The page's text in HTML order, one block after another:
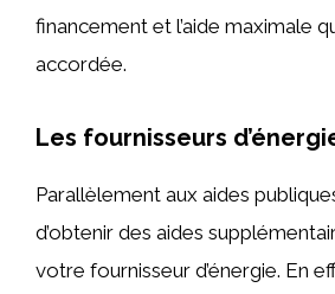
financement et l’aide maximale
accordée.
Les fournisseurs
Parallèlement aux aides
d’obtenir des aides
votre fournisseur d’énergie. En